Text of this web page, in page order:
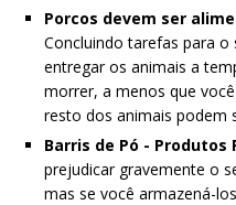
Porcos devem ser
Concluindo tarefas para
entregar os animais a
morrer, a menos que
resto dos animais podem
Barris de Pó - Produtos
prejudicar gravemente o
mas se você armazená-